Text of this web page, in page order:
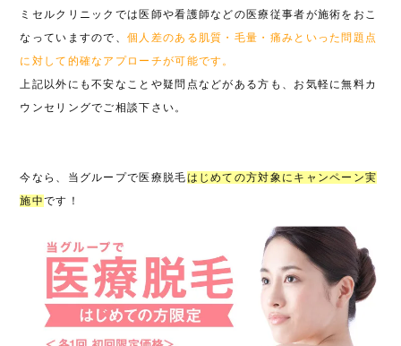
ミセルクリニックでは医師や看護師などの医療従事者が施術をおこ
なっていますので、個人差のある肌質・毛量・痛みといった問題点
に対して的確なアプローチが可能です。
上記以外にも不安なことや疑問点などがある方も、お気軽に無料カ
ウンセリングでご相談下さい。
今なら、当グループで医療脱毛はじめての方対象にキャンペーン実
施中です！